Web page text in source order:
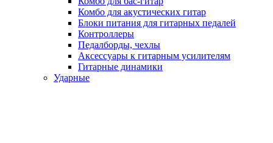
Комбо для акустических гитар
Блоки питания для гитарных педалей
Контроллеры
Педалборды, чехлы
Аксеcсуары к гитарным усилителям
Гитарные динамики
Ударные